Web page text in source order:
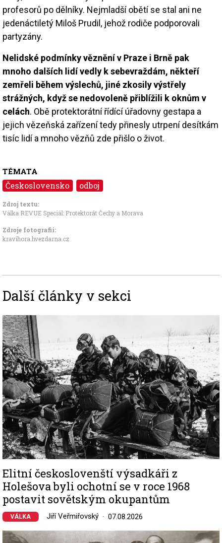
profesorů po dělníky. Nejmladší obětí se stal ani ne
jedenáctiletý Miloš Prudil, jehož rodiče podporovali
partyzány.
Nelidské podmínky věznění v Praze i Brně pak
mnoho dalších lidí vedly k sebevraždám, někteří
zemřeli během výslechů, jiné zkosily výstřely
strážných, když se nedovoleně přiblížili k oknům v
celách. Obě protektorátní řídící úřadovny gestapa a
jejich vězeňská zařízení tedy přinesly utrpení desítkám
tisíc lidí a mnoho vězňů zde přišlo o život.
TÉMATA
Československo odboj
Zdroj textu:
Válka REVUE Speciál: Protektorát Čechy a Morava
Zdroje fotografii:
kravihora.hvezdarna.cz
Další články v sekci
Image
Elitní českoslovenští výsadkáři z
Holešova byli ochotní se v roce 1968
postavit sovětským okupantům
VÁLKA Jiří Veřmiřovský 07.08.2026
Image